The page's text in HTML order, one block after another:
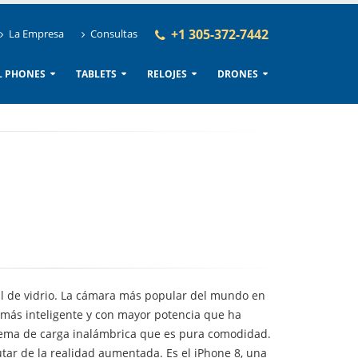
La Empresa Consultas +1 305-372-7442
PHONES TABLETS RELOJES DRONES
de vidrio. La cámara más popular del mundo en
inteligente y con mayor potencia que ha
de carga inalámbrica que es pura comodidad.
de la realidad aumentada. Es el iPhone 8, una